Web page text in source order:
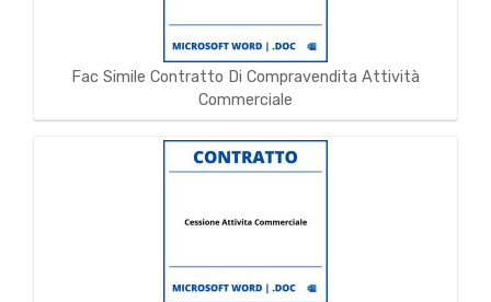
Fac Simile Contratto Di Compravendita Attività
Commerciale